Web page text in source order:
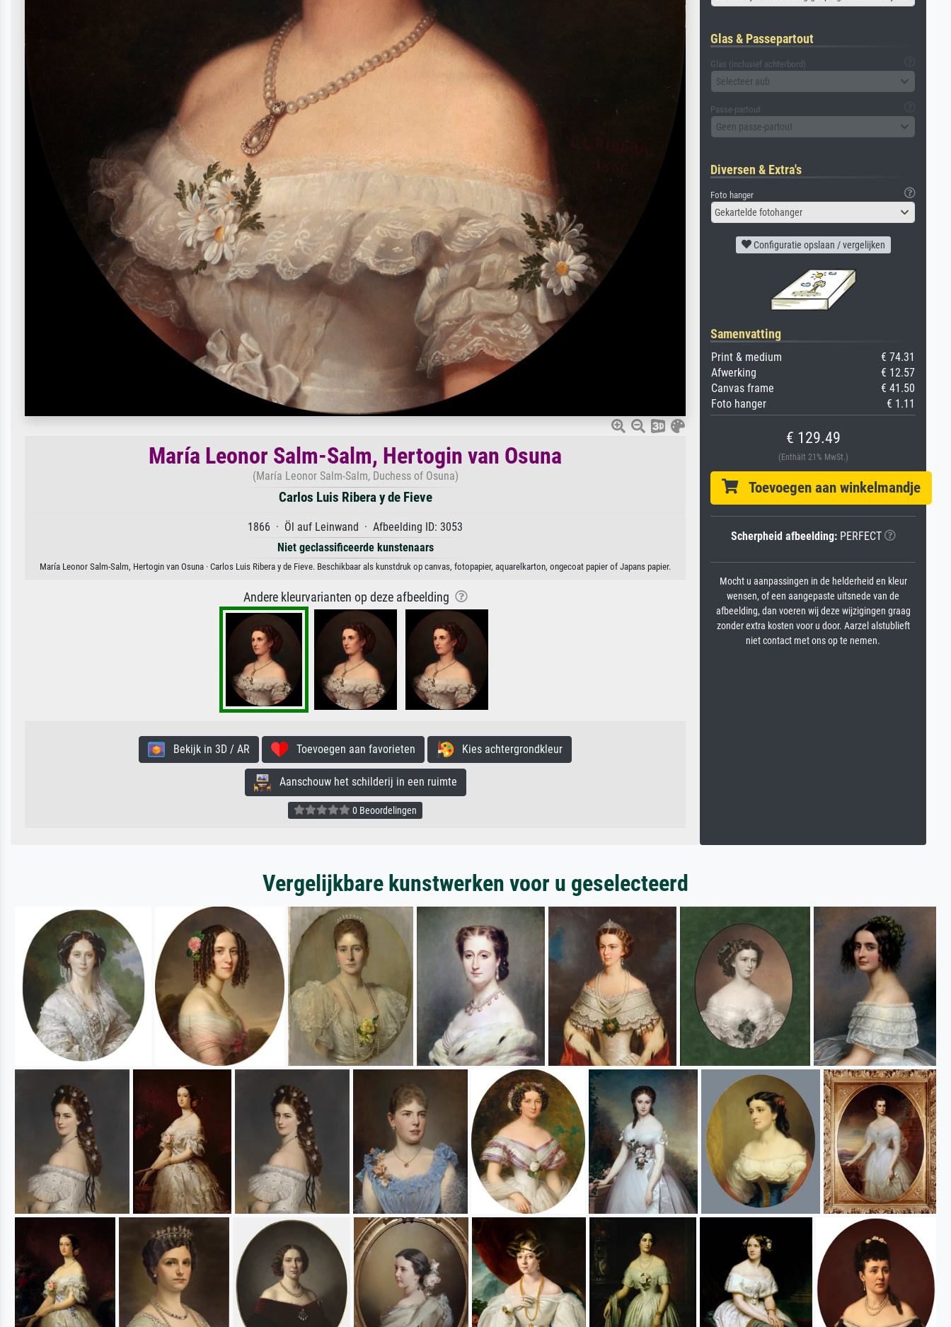
María Leonor Salm-Salm, Hertogin van Osuna
(María Leonor Salm-Salm, Duchess of Osuna)
Carlos Luis Ribera y de Fieve
1866 · Öl auf Leinwand · Afbeelding ID: 3053
Niet geclassificeerde kunstenaars
María Leonor Salm-Salm, Hertogin van Osuna · Carlos Luis Ribera y de Fieve. Beschikbaar als kunstdruk op canvas, fotopapier, aquarelkarton, ongecoat papier of Japans papier.
Andere kleurvarianten op deze afbeelding
Bekijk in 3D / AR Toevoegen aan favorieten Kies achtergrondkleur
Aanschouw het schilderij in een ruimte
0 Beoordelingen
Glas & Passepartout
Glas (inclusief achterbord)
Selecteer aub
Passe-partout
Geen passe-partout
Diversen & Extra's
Foto hanger
Gekartelde fotohanger
Configuratie opslaan / vergelijken
Samenvatting
Print & medium
€ 74.31
Afwerking
€ 12.57
Canvas frame
€ 41.50
Foto hanger
€ 1.11
€ 129.49
(Enthält 21% MwSt.)
Toevoegen aan winkelmandje
Scherpheid afbeelding:PERFECT
Mocht u aanpassingen in de helderheid en kleur
wensen, of een aangepaste uitsnede van de
afbeelding, dan voeren wij deze wijzigingen graag
zonder extra kosten voor u door. Aarzel alstublieft
niet contact met ons op te nemen.
Vergelijkbare kunstwerken voor u geselecteerd